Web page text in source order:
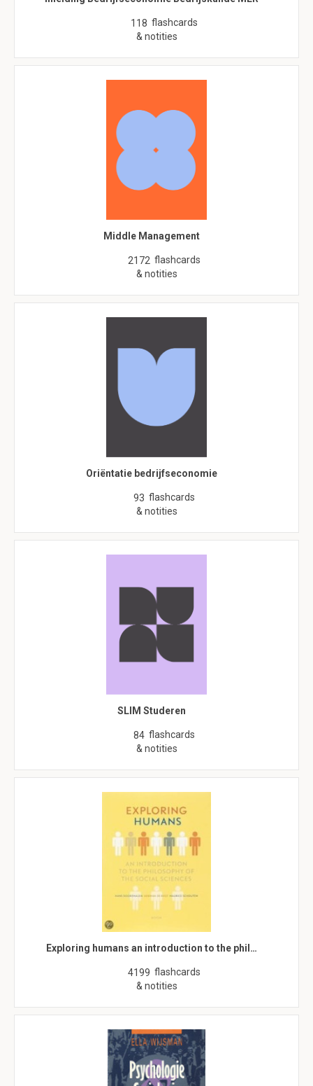
118 flashcards
& notities
Middle Management
2172 flashcards
& notities
Oriëntatie bedrijfseconomie
93 flashcards
& notities
SLIM Studeren
84 flashcards
& notities
Exploring humans an introduction to the phil…
4199 flashcards
& notities